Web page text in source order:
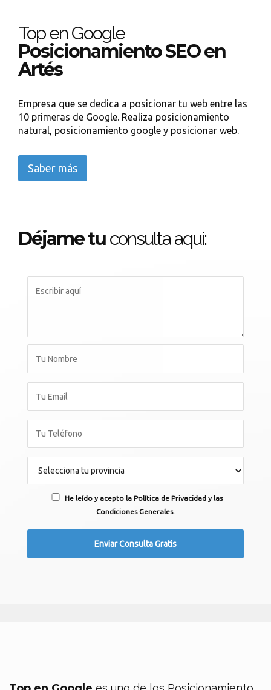
Top en Google
Posicionamiento SEO en
Artés
Empresa que se dedica a posicionar tu web entre las
10 primeras de Google. Realiza posicionamiento
natural, posicionamiento google y posicionar web.
Saber más
Déjame tu consulta aqui:
He leído y acepto la Política de Privacidad y las
Condiciones Generales.